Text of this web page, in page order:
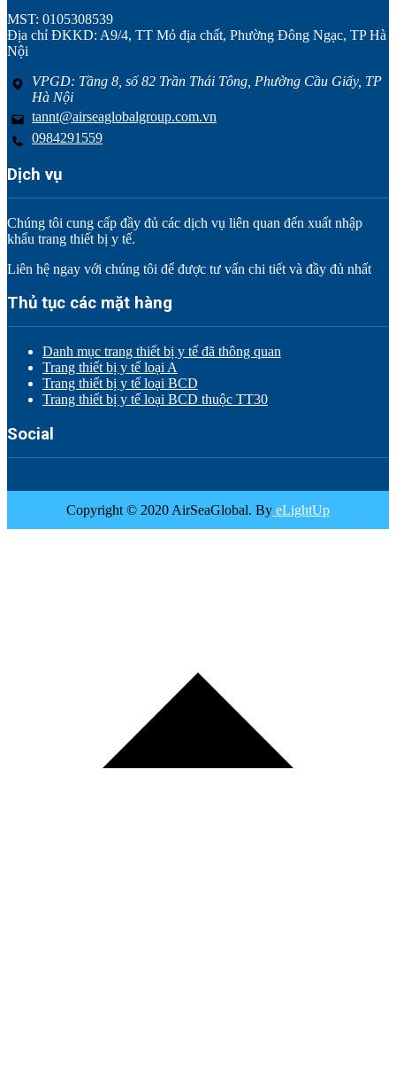
MST: 0105308539
Địa chỉ ĐKKD: A9/4, TT Mỏ địa chất, Phường Đông Ngạc, TP Hà
Nội
VPGD: Tầng 8, số 82 Trần Thái Tông, Phường Cầu Giấy, TP
Hà Nội
tannt@airseaglobalgroup.com.vn
0984291559
Dịch vụ
Chúng tôi cung cấp đầy đủ các dịch vụ liên quan đến xuất nhập
khẩu trang thiết bị y tế.
Liên hệ ngay với chúng tôi để được tư vấn chi tiết và đầy đủ nhất
Thủ tục các mặt hàng
Danh mục trang thiết bị y tế đã thông quan
Trang thiết bị y tế loại A
Trang thiết bị y tế loại BCD
Trang thiết bị y tế loại BCD thuộc TT30
Social
Copyright © 2020 AirSeaGlobal. By eLightUp